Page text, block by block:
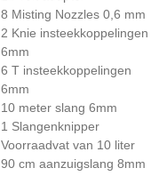
8 Misting Nozzles 0,6 mm
2 Knie insteekkoppelingen
6mm
6 T insteekkoppelingen
6mm
10 meter slang 6mm
1 Slangenknipper
Voorraadvat van 10 liter
90 cm aanzuigslang 8mm